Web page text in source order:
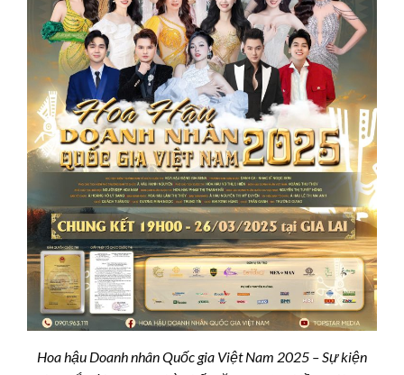
Hoa hậu Doanh nhân Quốc gia Việt Nam 2025 – Sự kiện